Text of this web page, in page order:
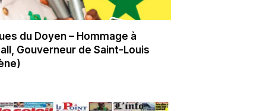
du Doyen – Hommage à
Gouverneur de Saint-Louis